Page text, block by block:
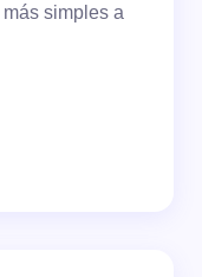
simples a